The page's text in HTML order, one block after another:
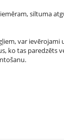
siltuma
var
ko tas paredzēts